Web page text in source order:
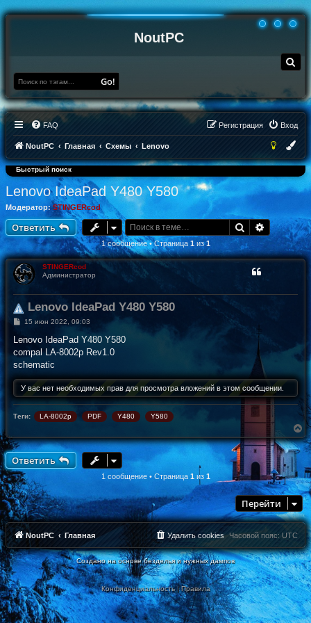
NoutPC
о
Go!
FAQ Вход
Регистрация
NoutPC Главная Схемы Lenovo
Быстрый поиск
Lenovo IdeaPad Y480 Y580
Модератор: STINGERcod
Ответить Поиск
1 сообщение • Страница 1из1
STINGERcod
Администратор
Lenovo IdeaPad Y480 Y580
С
о
щ
е
и
е
15 июн 2022, 09:03
Lenovo IdeaPad Y480 Y580
compal LA-8002p Rev1.0
schematic
У вас нет необходимых прав для просмотра вложений в этом сообщении.
Теги: LA-8002p PDF Y480 Y580
В
е
р
у
т
ь
с
я
к
н
а
ч
а
л
у
Ответить
1 сообщение • Страница 1из 1
Перейти
NoutPC Главная Часовой пояс: UTC
Удалить cookies
Создано на основе безделья и нужных дампов
Конфиденциальность|Правила